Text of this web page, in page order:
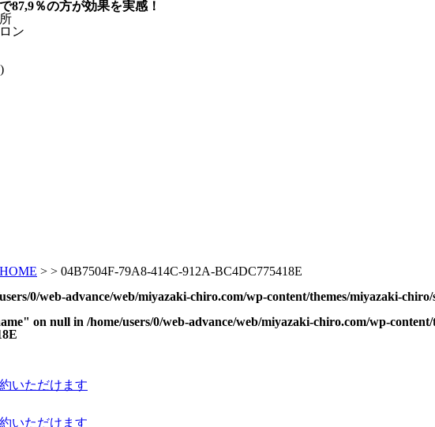
87,9％の方が効果を実感！
> > 04B7504F-79A8-414C-912A-BC4DC775418E
0/web-advance/web/miyazaki-chiro.com/wp-content/themes/miyazaki-
on null in /home/users/0/web-advance/web/miyazaki-chiro.com/wp-